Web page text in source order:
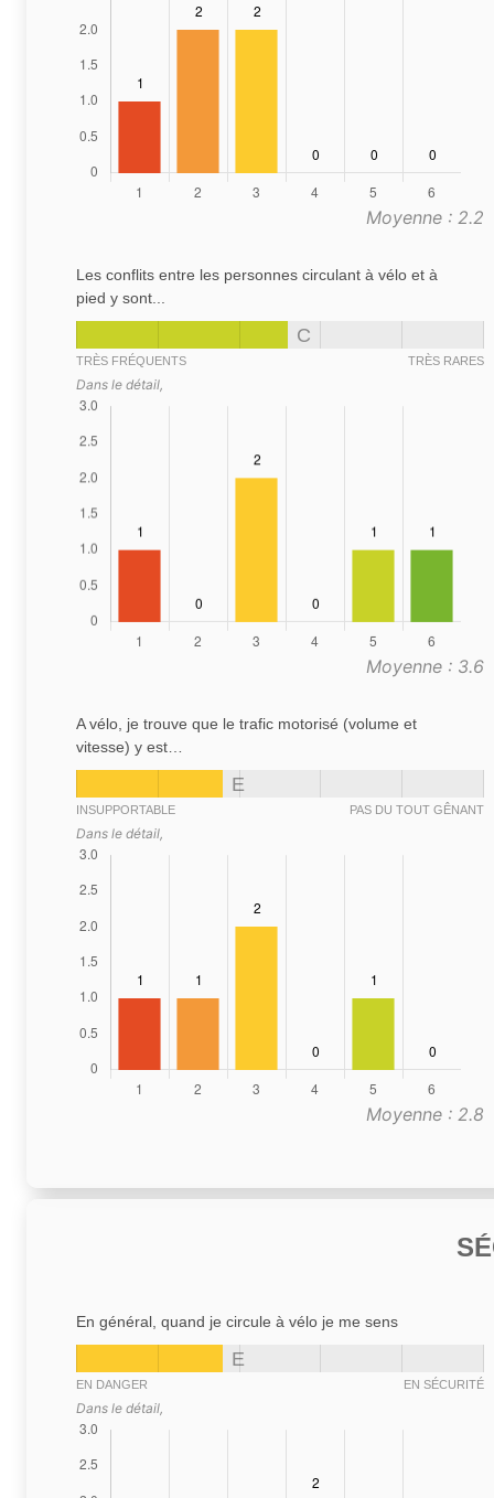
Moyenne : 2.2
Les conflits entre les personnes circulant à vélo et à
pied y sont...
C
TRÈS FRÉQUENTS TRÈS RARES
Dans le détail,
Moyenne : 3.6
A vélo, je trouve que le trafic motorisé (volume et
vitesse) y est…
E
INSUPPORTABLE PAS DU TOUT GÊNANT
Dans le détail,
Moyenne : 2.8
En général, quand je circule à vélo je me sens
E
EN DANGER EN SÉCURITÉ
Dans le détail,